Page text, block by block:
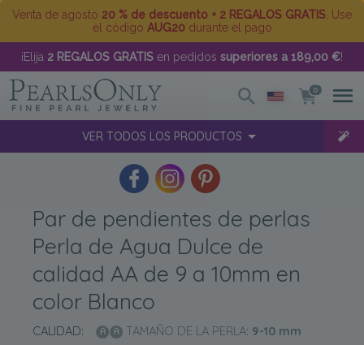
Venta de agosto 20 % de descuento + 2 REGALOS GRATIS . Use
el código AUG20durante el pago
¡Elija 2 REGALOS GRATIS en pedidos superiores a 189,00 €!
0
VER TODOS LOS PRODUCTOS
Par de pendientes de perlas
Perla de Agua Dulce de
calidad AA de 9 a 10mm en
color Blanco
CALIDAD: TAMAÑO DE LA PERLA: 9-10 mm